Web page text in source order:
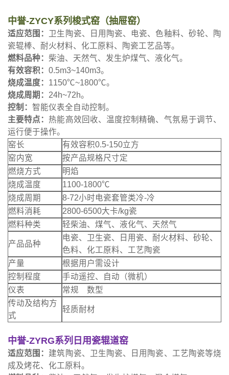
中誉-ZYCY系列梭式窑（抽屉窑）
适应范围： 卫生陶瓷、日用陶瓷、电瓷、色釉料、砂轮、陶
瓷辊棒、耐火材料、化工原料、陶瓷工艺品等。
燃料品种： 柴油、天然气、发生炉煤气、液化气。
有效容积： 0.5m3~140m3。
烧成温度： 1150℃~1800℃。
烧成周期： 24h~72h。
控制： 智能仪表全自动控制。
主要特点： 热能高效回收、温度控制精确、气氛易于调节、
运行便于操作。
窑长
有效容积0.5-150立方
窑内宽
按产品规格尺寸定
燃烧方式
明焰
烧成温度
1100-1800℃
烧成周期
8-72小时电瓷套管类冷-冷
燃料消耗
2800-6500大卡/kg瓷
燃料种类
轻柴油、煤气、液化气、天然气
产品品种
电瓷、卫生瓷、日用瓷、耐火材料、砂轮、
色料、化工原料、工艺陶瓷
产量
根据用户需设计
控制程度
手动遥控、自动（微机）
仪表
常规 数型
传动及结构方
式
轻质耐材
中誉-ZYRG系列日用瓷辊道窑
适应范围： 建筑陶瓷、卫生陶瓷、日用陶瓷、工艺陶瓷等烧
成及烤花、化工原料。